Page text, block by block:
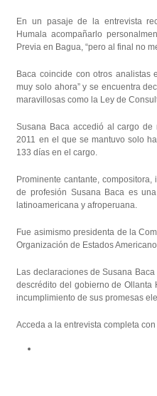
En un pasaje de la entrevista
Humala acompañarlo
Previa en Bagua, “pero al final no
Baca coincide con otros analistas
muy solo ahora” y se encuentra
maravillosas como la Ley de
Susana Baca accedió al cargo
2011 en el que se mantuvo solo
133 días en el cargo.
Prominente cantante,
de profesión Susana Baca es
latinoamericana y afroperuana.
Fue asimismo presidenta de la
Organización de Estados
Las declaraciones de Susana
descrédito del gobierno de Ollanta
incumplimiento de sus promesas
Acceda a la entrevista completa